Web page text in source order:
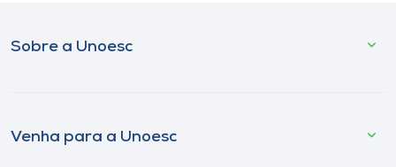
Sobre a Unoesc
Venha para a Unoesc